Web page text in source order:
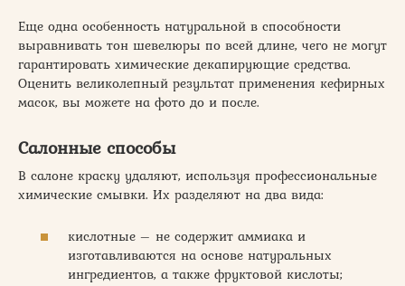
Еще одна особенность натуральной в способности
выравнивать тон шевелюры по всей длине, чего не могут
гарантировать химические декапирующие средства.
Оценить великолепный результат применения кефирных
масок, вы можете на фото до и после.
Салонные способы
В салоне краску удаляют, используя профессиональные
химические смывки. Их разделяют на два вида:
кислотные – не содержит аммиака и
изготавливаются на основе натуральных
ингредиентов, а также фруктовой кислоты;